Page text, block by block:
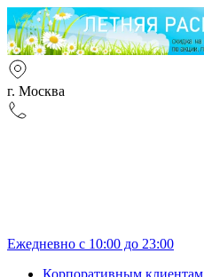
г. Москва
Ежедневно с 10:00 до 23:00
Корпоративным клиентам